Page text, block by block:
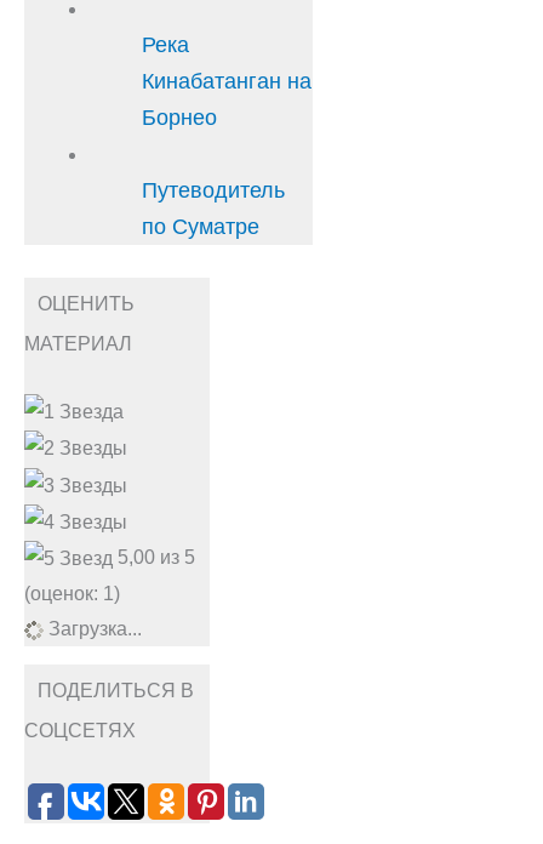
Река
Кинабатанган на
Борнео
Путеводитель
по Суматре
ОЦЕНИТЬ
МАТЕРИАЛ
5,00 из 5
(оценок: 1)
Загрузка...
ПОДЕЛИТЬСЯ В
СОЦСЕТЯХ